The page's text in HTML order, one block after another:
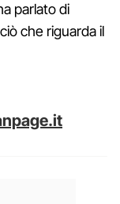
parlato di
che riguarda il